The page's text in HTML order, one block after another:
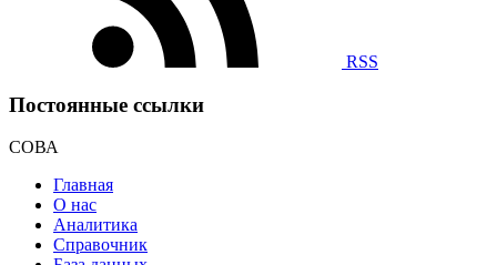
RSS
Постоянные ссылки
СОВА
Главная
О нас
Аналитика
Справочник